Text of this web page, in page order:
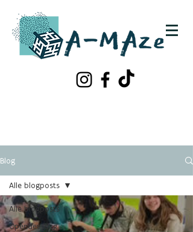
Blog
Alle blogposts
Opendeurdag
Alle blogposts